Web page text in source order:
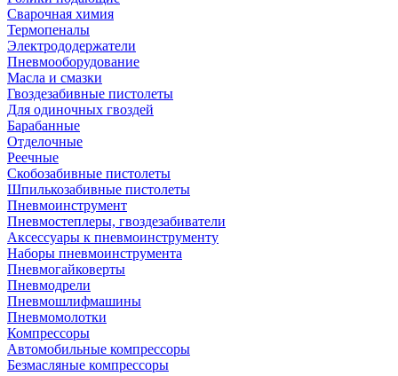
Сварочная химия
Термопеналы
Электрододержатели
Пневмооборудование
Масла и смазки
Гвоздезабивные пистолеты
Для одиночных гвоздей
Барабанные
Отделочные
Реечные
Скобозабивные пистолеты
Шпилькозабивные пистолеты
Пневмоинструмент
Пневмостеплеры, гвоздезабиватели
Аксессуары к пневмоинструменту
Наборы пневмоинструмента
Пневмогайковерты
Пневмодрели
Пневмошлифмашины
Пневмомолотки
Компрессоры
Автомобильные компрессоры
Безмасляные компрессоры